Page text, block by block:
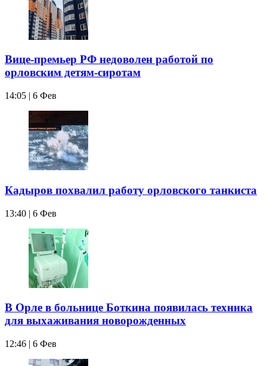
Вице-премьер РФ недоволен работой по
орловским детям-сиротам
14:05 | 6 Фев
Кадыров похвалил работу орловского танкиста
13:40 | 6 Фев
В Орле в больнице Боткина появилась техника
для выхаживания новорожденных
12:46 | 6 Фев